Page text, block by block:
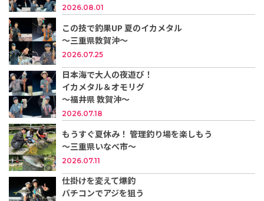
2026.08.01
この技で釣果UP 夏のイカメタル
～三重県敦賀沖～
2026.07.25
日本海で大人の夜遊び！
イカメタル＆オモリグ
〜福井県 敦賀沖〜
2026.07.18
もうすぐ夏休み！ 管理釣り場を楽しもう
～三重県いなべ市～
2026.07.11
仕掛けを変えて爆釣
バチコンでアジを狙う